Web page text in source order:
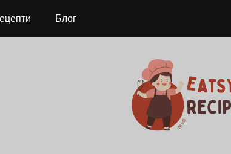
Блог